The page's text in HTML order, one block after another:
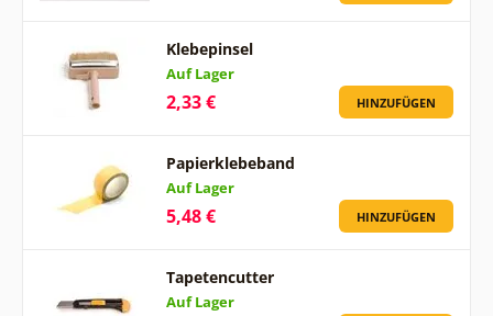
Klebepinsel
Auf Lager
2,33 € HINZUFÜGEN
Papierklebeband
Auf Lager
5,48 € HINZUFÜGEN
Tapetencutter
Auf Lager